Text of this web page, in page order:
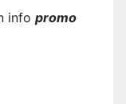
info promo